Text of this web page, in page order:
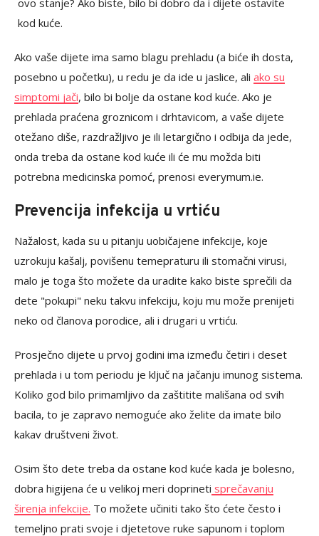
kod kuće.
Ako vaše dijete ima samo blagu prehladu (a biće ih dosta,
posebno u početku), u redu je da ide u jaslice, ali ako su
simptomi jači, bilo bi bolje da ostane kod kuće. Ako je
prehlada praćena groznicom i drhtavicom, a vaše dijete
otežano diše, razdražljivo je ili letargično i odbija da jede,
onda treba da ostane kod kuće ili će mu možda biti
potrebna medicinska pomoć, prenosi everymum.ie.
Prevencija infekcija u vrtiću
Nažalost, kada su u pitanju uobičajene infekcije, koje
uzrokuju kašalj, povišenu temepraturu ili stomačni virusi,
malo je toga što možete da uradite kako biste sprečili da
dete "pokupi" neku takvu infekciju, koju mu može prenijeti
neko od članova porodice, ali i drugari u vrtiću.
Prosječno dijete u prvoj godini ima između četiri i deset
prehlada i u tom periodu je ključ na jačanju imunog sistema.
Koliko god bilo primamljivo da zaštitite mališana od svih
bacila, to je zapravo nemoguće ako želite da imate bilo
kakav društveni život.
Osim što dete treba da ostane kod kuće kada je bolesno,
dobra higijena će u velikoj meri doprineti sprečavanju
širenja infekcije. To možete učiniti tako što ćete često i
temeljno prati svoje i djetetove ruke sapunom i toplom